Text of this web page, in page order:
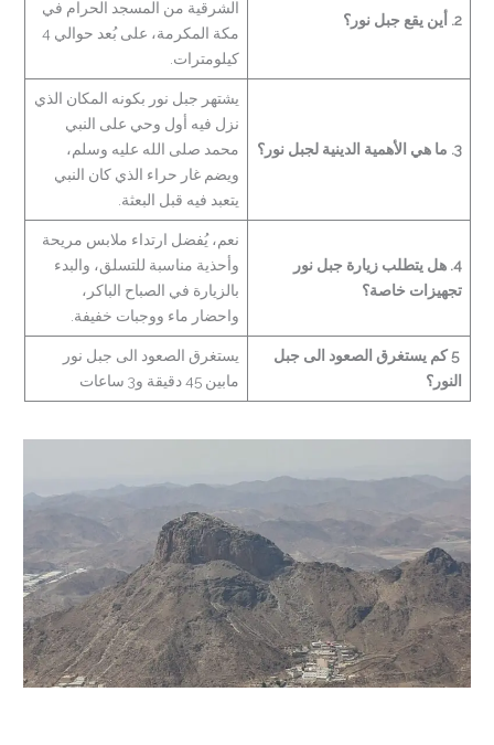
2. أين يقع جبل نور؟
الشرقية من المسجد الحرام في
مكة المكرمة، على بُعد حوالي 4
كيلومترات.
3. ما هي الأهمية الدينية لجبل نور؟
يشتهر جبل نور بكونه المكان الذي
نزل فيه أول وحي على النبي
محمد صلى الله عليه وسلم،
ويضم غار حراء الذي كان النبي
يتعبد فيه قبل البعثة.
4. هل يتطلب زيارة جبل نور
تجهيزات خاصة؟
نعم، يُفضل ارتداء ملابس مريحة
وأحذية مناسبة للتسلق، والبدء
بالزيارة في الصباح الباكر،
واحضار ماء ووجبات خفيفة.
5 كم يستغرق الصعود الى جبل
النور؟
يستغرق الصعود الى جبل نور
مابين 45 دقيقة و3 ساعات